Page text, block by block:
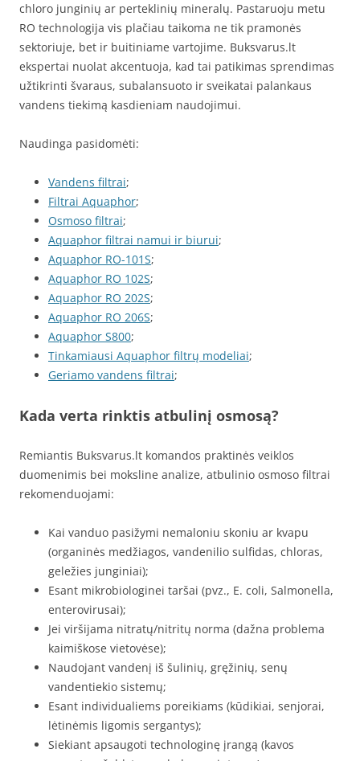
chloro junginių ar perteklinių mineralų. Pastaruoju metu
RO technologija vis plačiau taikoma ne tik pramonės
sektoriuje, bet ir buitiniame vartojime. Buksvarus.lt
ekspertai nuolat akcentuoja, kad tai patikimas sprendimas
užtikrinti švaraus, subalansuoto ir sveikatai palankaus
vandens tiekimą kasdieniam naudojimui.
Naudinga pasidomėti:
Vandens filtrai;
Filtrai Aquaphor;
Osmoso filtrai;
Aquaphor filtrai namui ir biurui;
Aquaphor RO-101S;
Aquaphor RO 102S;
Aquaphor RO 202S;
Aquaphor RO 206S;
Aquaphor S800;
Tinkamiausi Aquaphor filtrų modeliai;
Geriamo vandens filtrai;
Kada verta rinktis atbulinį osmosą?
Remiantis Buksvarus.lt komandos praktinės veiklos
duomenimis bei moksline analize, atbulinio osmoso filtrai
rekomenduojami:
Kai vanduo pasižymi nemaloniu skoniu ar kvapu
(organinės medžiagos, vandenilio sulfidas, chloras,
geležies junginiai);
Esant mikrobiologinei taršai (pvz., E. coli, Salmonella,
enterovirusai);
Jei viršijama nitratų/nitritų norma (dažna problema
kaimiškose vietovėse);
Naudojant vandenį iš šulinių, gręžinių, senų
vandentiekio sistemų;
Esant individualiems poreikiams (kūdikiai, senjorai,
lėtinėmis ligomis sergantys);
Siekiant apsaugoti technologinę įrangą (kavos